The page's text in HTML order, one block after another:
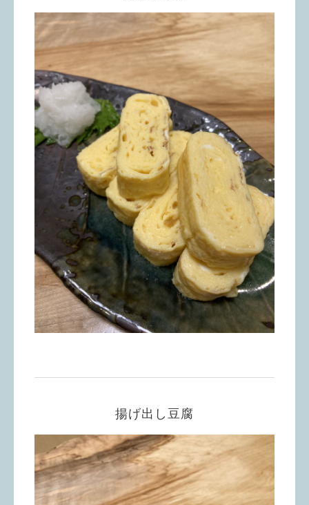
揚げ出し豆腐